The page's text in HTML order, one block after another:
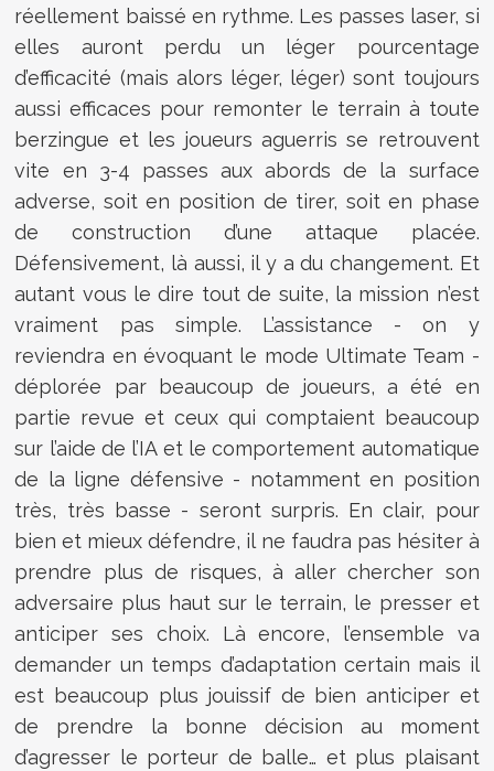
réellement baissé en rythme. Les passes laser, si
elles auront perdu un léger pourcentage
d’efficacité (mais alors léger, léger) sont toujours
aussi efficaces pour remonter le terrain à toute
berzingue et les joueurs aguerris se retrouvent
vite en 3-4 passes aux abords de la surface
adverse, soit en position de tirer, soit en phase
de construction d’une attaque placée.
Défensivement, là aussi, il y a du changement. Et
autant vous le dire tout de suite, la mission n’est
vraiment pas simple. L’assistance - on y
reviendra en évoquant le mode Ultimate Team -
déplorée par beaucoup de joueurs, a été en
partie revue et ceux qui comptaient beaucoup
sur l’aide de l’IA et le comportement automatique
de la ligne défensive - notamment en position
très, très basse - seront surpris. En clair, pour
bien et mieux défendre, il ne faudra pas hésiter à
prendre plus de risques, à aller chercher son
adversaire plus haut sur le terrain, le presser et
anticiper ses choix. Là encore, l’ensemble va
demander un temps d’adaptation certain mais il
est beaucoup plus jouissif de bien anticiper et
de prendre la bonne décision au moment
d’agresser le porteur de balle… et plus plaisant